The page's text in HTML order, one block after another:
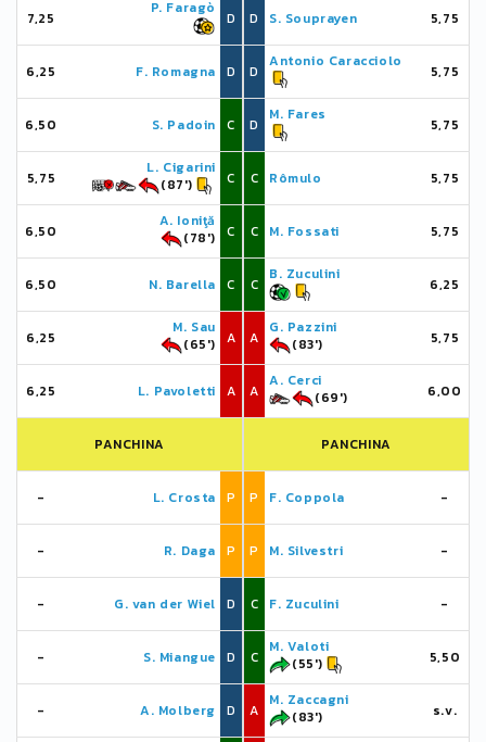
7,25
P. Faragò
D
6,25 F. Romagna D
6,50 S. Padoin C
5,75
L. Cigarini
(87')
C
6,50
A. Ioniţă
(78')
C
6,50 N. Barella C
6,25
M. Sau
(65')
A
6,25 L. Pavoletti A
PANCHINA
- L. Crosta P
- R. Daga P
- G. van der Wiel D
- S. Miangue D
- A. Molberg D
D S. Souprayen 5,75
D
Antonio Caracciolo
5,75
D
M. Fares
5,75
C Rômulo 5,75
C M. Fossati 5,75
C
B. Zuculini
6,25
A
G. Pazzini
(83')
5,75
A
A. Cerci
(69')
6,00
PANCHINA
P F. Coppola -
P M. Silvestri -
C F. Zuculini -
C
M. Valoti
(55')
5,50
A
M. Zaccagni
(83')
s.v.